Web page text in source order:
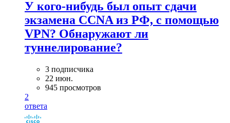
У кого-нибудь был опыт сдачи
экзамена CCNA из РФ, с помощью
VPN? Обнаружают ли
туннелирование?
3 подписчика
22 июн.
945 просмотров
2
ответа